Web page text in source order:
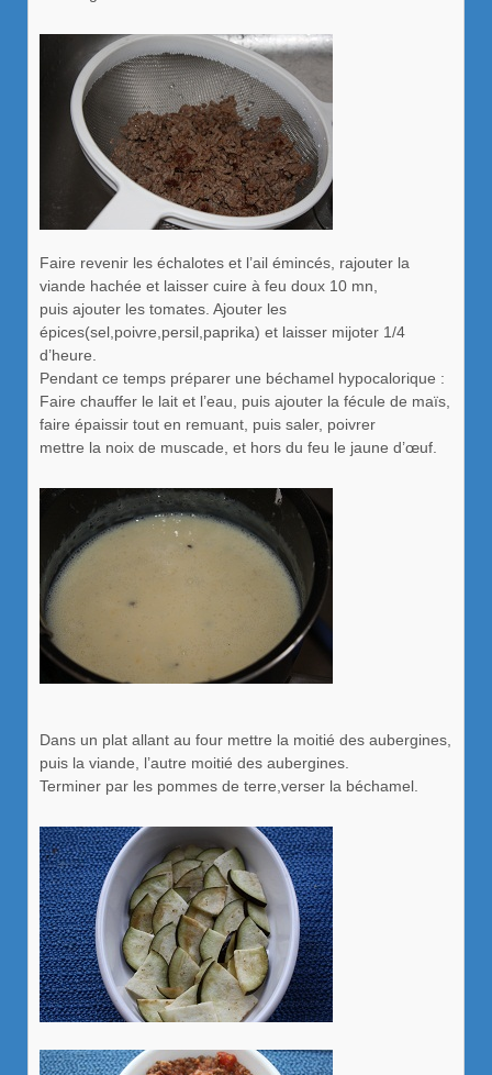
Faire revenir les échalotes et l’ail émincés, rajouter la
viande hachée et laisser cuire à feu doux 10 mn,
puis ajouter les tomates. Ajouter les
épices(sel,poivre,persil,paprika) et laisser mijoter 1/4
d’heure.
Pendant ce temps préparer une béchamel hypocalorique :
Faire chauffer le lait et l’eau, puis ajouter la fécule de maïs,
faire épaissir tout en remuant, puis saler, poivrer
mettre la noix de muscade, et hors du feu le jaune d’œuf.
Dans un plat allant au four mettre la moitié des aubergines,
puis la viande, l’autre moitié des aubergines.
Terminer par les pommes de terre,verser la béchamel.